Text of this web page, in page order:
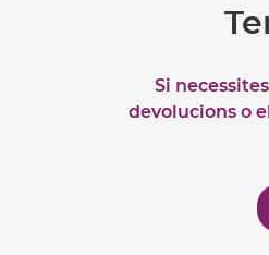
Si
devolucions o